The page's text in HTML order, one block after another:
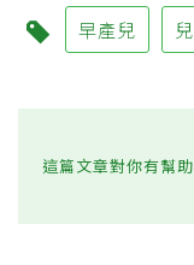
早產兒
這篇文章對你有幫